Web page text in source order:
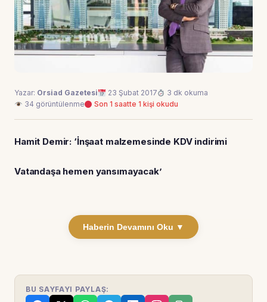
Yazar: Orsiad Gazetesi 23 Şubat 2017
3 dk okuma
34 görüntülenme
Son 1 saatte 1 kişi okudu
Hamit Demir: ‘İnşaat malzemesinde KDV indirimi
Vatandaşa hemen yansımayacak’
Haberin Devamını Oku ▼
BU SAYFAYI PAYLAŞ: